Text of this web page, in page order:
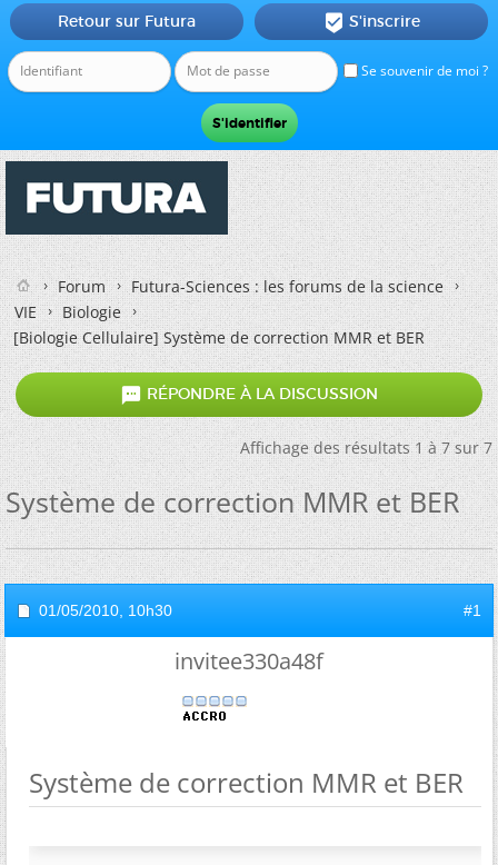
Se souvenir de moi ?
Retour sur Futura  S'inscrire
Forum
Futura-Sciences : les forums de la science
VIE
Biologie
[Biologie Cellulaire]Système de correction MMR et BER
 RÉPONDRE À LA DISCUSSION
Affichage des résultats 1 à 7 sur 7
Système de correction MMR et BER
01/05/2010, 10h30 #1
invitee330a48f
Système de correction MMR et BER